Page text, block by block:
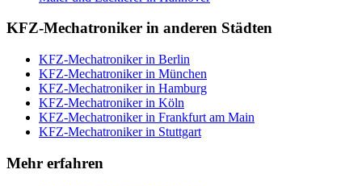
KFZ-Mechatroniker in anderen Städten
KFZ-Mechatronikerin Berlin
KFZ-Mechatronikerin München
KFZ-Mechatronikerin Hamburg
KFZ-Mechatronikerin Köln
KFZ-Mechatronikerin Frankfurt am Main
KFZ-Mechatronikerin Stuttgart
Mehr erfahren